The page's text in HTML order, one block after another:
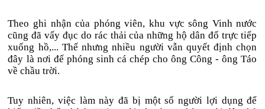
Theo ghi nhận của phóng viên, khu vực sông Vinh nước
cũng đã vấy đục do rác thải của những hộ dân đổ trực tiếp
xuống hồ,... Thế nhưng nhiều người vẫn quyết định chọn
đây là nơi để phóng sinh cá chép cho ông Công - ông Táo
về chầu trời.
Tuy nhiên, việc làm này đã bị một số người lợi dụng để